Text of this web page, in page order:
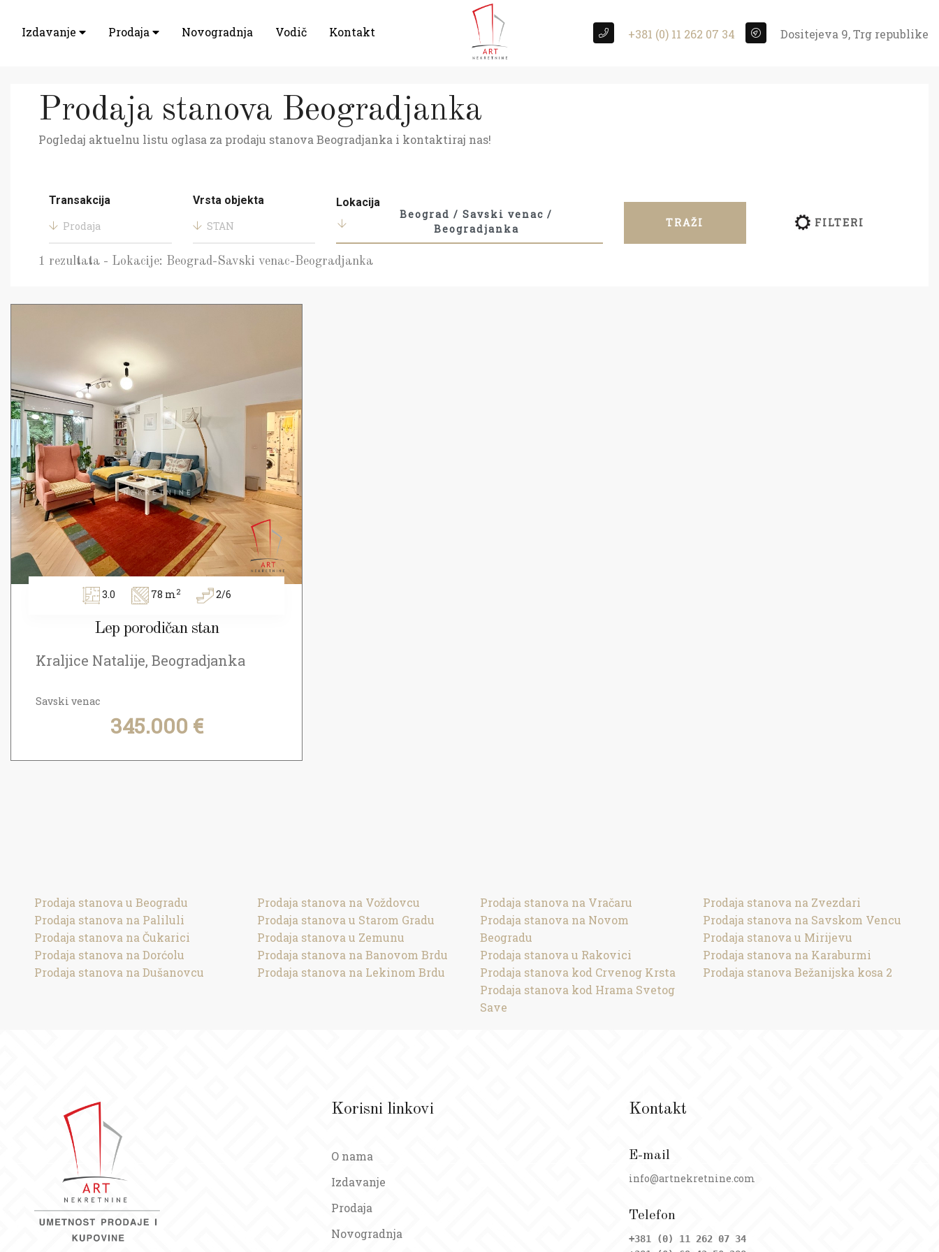
Izdavanje Prodaja Novogradnja Vodič Kontakt +381 (0) 11 262 07 34 Dositejeva 9, Trg republike
Prodaja stanova Beogradjanka
Pogledaj aktuelnu listu oglasa za prodaju stanova Beogradjanka i kontaktiraj nas!
Transakcija
Prodaja
Vrsta objekta
STAN
Lokacija
Beograd / Savski venac /
Beogradjanka
TRAŽI FILTERI
1 rezultata - Lokacije: Beograd-Savski venac-Beogradjanka
3.0 78 m2 2/6
Lep porodičan stan
Kraljice Natalije, Beogradjanka
Savski venac
345.000 €
Prodaja stanova u Beogradu
Prodaja stanova na Paliluli
Prodaja stanova na Čukarici
Prodaja stanova na Dorćolu
Prodaja stanova na Dušanovcu
Prodaja stanova na Voždovcu
Prodaja stanova u Starom Gradu
Prodaja stanova u Zemunu
Prodaja stanova na Banovom Brdu
Prodaja stanova na Lekinom Brdu
Prodaja stanova na Vračaru
Prodaja stanova na Novom
Beogradu
Prodaja stanova u Rakovici
Prodaja stanova kod Crvenog Krsta
Prodaja stanova kod Hrama Svetog
Save
Prodaja stanova na Zvezdari
Prodaja stanova na Savskom Vencu
Prodaja stanova u Mirijevu
Prodaja stanova na Karaburmi
Prodaja stanova Bežanijska kosa 2
Korisni linkovi
O nama
Izdavanje
Prodaja
Novogradnja
Kontakt
E-mail
info@artnekretnine.com
Telefon
+381 (0) 11 262 07 34